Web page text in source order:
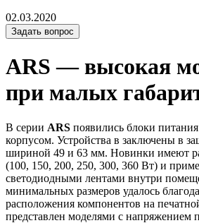
02.03.2020
Задать вопрос
ARS — высокая
при малых
В серии ARS появились блоки
корпусом. Устройства в заключены в
шириной 49 и 63 мм. Новинки имеют
(100, 150, 200, 250, 300, 360 Вт) и
светодиодными лентами внутри
минимальных размеров удалось
расположения компонентов на
представлен моделями с напряжением